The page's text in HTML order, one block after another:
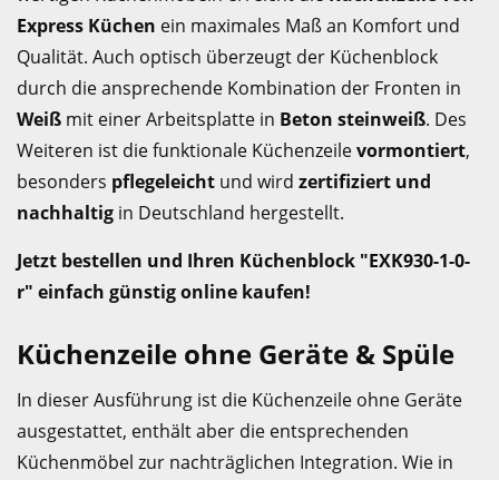
Express Küchen ein maximales Maß an Komfort und
Qualität. Auch optisch überzeugt der Küchenblock
durch die ansprechende Kombination der Fronten in
Weiß mit einer Arbeitsplatte in Beton steinweiß. Des
Weiteren ist die funktionale Küchenzeilevormontiert,
besonders pflegeleicht und wird zertifiziert und
nachhaltig in Deutschland hergestellt.
Jetzt bestellen und Ihren Küchenblock "EXK930-1-0-
r" einfach günstig online kaufen!
Küchenzeile ohne Geräte & Spüle
In dieser Ausführung ist die Küchenzeile ohne Geräte
ausgestattet, enthält aber die entsprechenden
Küchenmöbel zur nachträglichen Integration. Wie in